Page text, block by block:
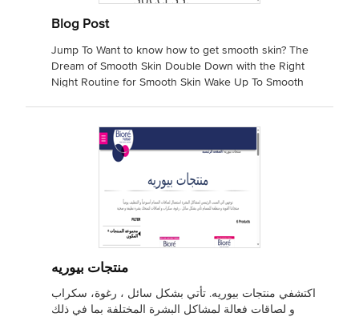
Blog Post
Jump To Want to know how to get smooth skin? The
Dream of Smooth Skin Double Down with the Right
Night Routine for Smooth Skin Wake Up To Smooth
Down with the Right
منتجات بيوريه
اكتشفي منتجات بيوريه. تأتي بشكل سائل ، رغوة، سكراب
و لصاقات فعالة لمشاكل البشرة المختلفة بما في ذلك